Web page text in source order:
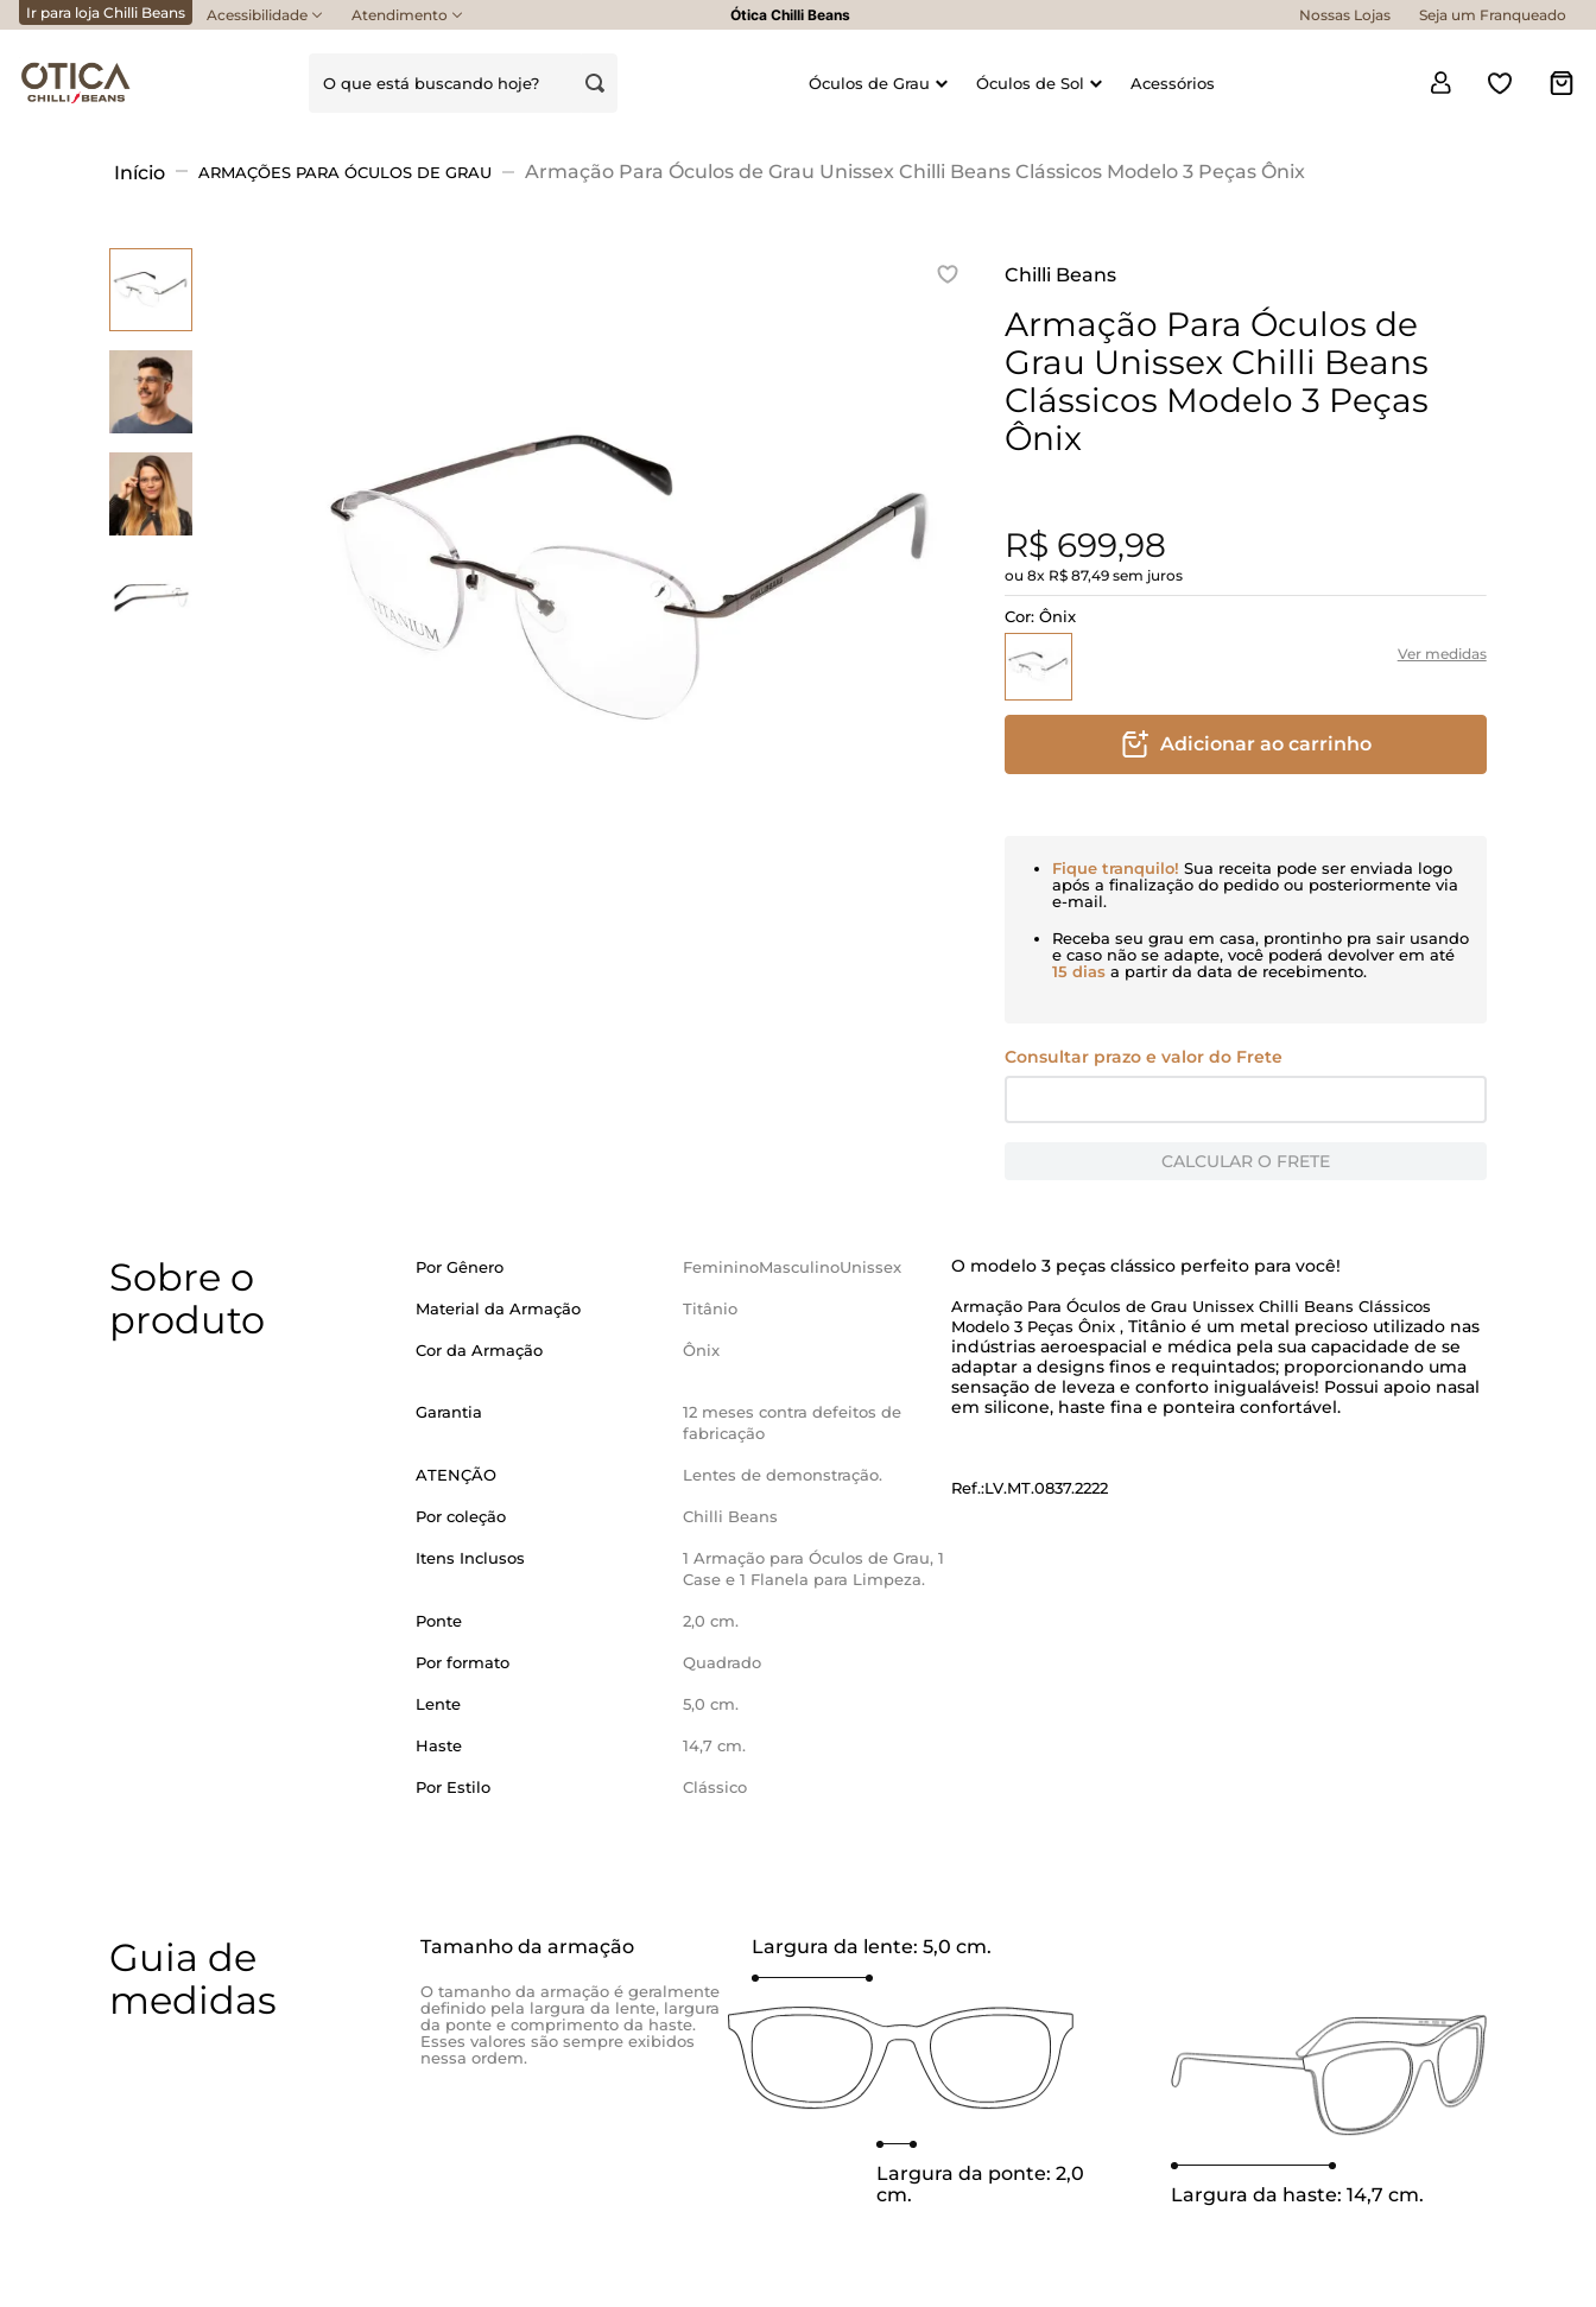
Ir para loja Chilli Beans Acessibilidade Atendimento Ótica Chilli Beans Nossas Lojas Seja um Franqueado
Óculos de Grau Óculos de Sol Acessórios
ARMAÇÕES PARA ÓCULOS DE GRAU Armação Para Óculos de Grau Unissex Chilli Beans Clássicos Modelo 3 Peças Ônix
Chilli Beans
Armação Para Óculos de
Grau Unissex Chilli Beans
Clássicos Modelo 3 Peças
Ônix
R$ 699,98
ou 8x R$ 87,49sem juros
Cor: Ônix
Ver medidas
Adicionar ao carrinho
Fique tranquilo! Sua receita pode ser enviada logo
após a finalização do pedido ou posteriormente via
e-mail.
Receba seu grau em casa, prontinho pra sair usando
e caso não se adapte, você poderá devolver em até
15 diasa partir da data de recebimento.
CALCULAR O FRETE
Sobre o
produto
Por Gênero FemininoMasculinoUnissex
Material da Armação Titânio
Cor da Armação Ônix
Garantia
12 meses contra defeitos de
fabricação
ATENÇÃO Lentes de demonstração.
Por coleção Chilli Beans
Itens Inclusos
1 Armação para Óculos de Grau, 1
Case e 1 Flanela para Limpeza.
Ponte 2,0 cm.
Por formato Quadrado
Lente 5,0 cm.
Haste 14,7 cm.
Por Estilo Clássico
O modelo 3 peças clássico perfeito para você!
Armação Para Óculos de Grau Unissex Chilli Beans Clássicos
Modelo 3 Peças Ônix , Titânio é um metal precioso utilizado nas
indústrias aeroespacial e médica pela sua capacidade de se
adaptar a designs finos e requintados; proporcionando uma
sensação de leveza e conforto inigualáveis! Possui apoio nasal
em silicone, haste fina e ponteira confortável.
Ref.:LV.MT.0837.2222
Guia de
medidas
Tamanho da armação
O tamanho da armação é geralmente
definido pela largura da lente, largura
da ponte e comprimento da haste.
Esses valores são sempre exibidos
nessa ordem.
Largura da lente:5,0 cm.
Largura da ponte:2,0
cm.
Largura da haste:14,7 cm.
1º
quadrado
óculos grau masculino